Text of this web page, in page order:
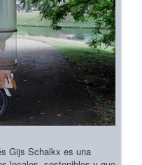
Gijs Schalkx es una